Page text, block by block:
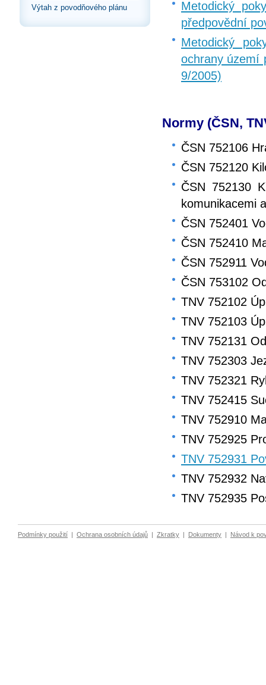
Výtah z povodňového plánu
Metodický
předpovědní
Metodický
ochrany území
9/2005)
Normy (ČSN,
ČSN 752106
ČSN 752120
ČSN 752130
komunikacemi
ČSN 752401
ČSN 752410
ČSN 752911
ČSN 753102
TNV 752102
TNV 752103
TNV 752131
TNV 752303
TNV 752321
TNV 752415
TNV 752910
TNV 752925
TNV 752931
TNV 752932
TNV 752935
Podmínky použití Ochrana osobních údajů Zkratky Dokumenty Návod k